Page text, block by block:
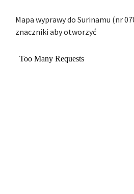
Mapa wyprawy do Surinamu (nr
znaczniki aby otworzyć